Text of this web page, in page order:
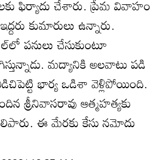
ఫిర్యాదు చేశారు. ప్రేమ వివాహం
కుమారులు ఉన్నారు.
పనులు చేసుకుంటూ
మద్యానికి అలవాటు పడి
భార్య ఒడిశా వెళ్లిపోయింది.
శ్రీనివాసరావు ఆత్మహత్యకు
ఈ మేరకు కేసు నమోదు